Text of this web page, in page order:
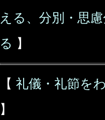
える、分別・思
る 】
【 礼儀・礼節を
】